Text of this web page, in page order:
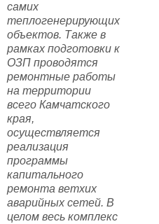
самих
теплогенерирующих
объектов. Также в
рамках подготовки к
ОЗП проводятся
ремонтные работы
на территории
всего Камчатского
края,
осуществляется
реализация
программы
капитального
ремонта ветхих
аварийных сетей. В
целом весь комплекс